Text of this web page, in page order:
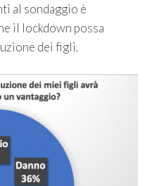
al sondaggio è
il lockdown possa
dei figli.